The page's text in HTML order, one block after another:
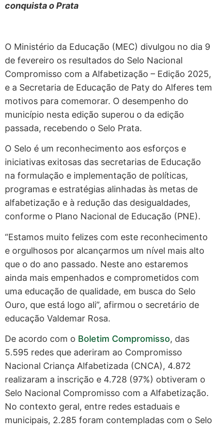
conquista o Prata
O Ministério da Educação (MEC) divulgou no dia 9
de fevereiro os resultados do Selo Nacional
Compromisso com a Alfabetização – Edição 2025,
e a Secretaria de Educação de Paty do Alferes tem
motivos para comemorar. O desempenho do
município nesta edição superou o da edição
passada, recebendo o Selo Prata.
O Selo é um reconhecimento aos esforços e
iniciativas exitosas das secretarias de Educação
na formulação e implementação de políticas,
programas e estratégias alinhadas às metas de
alfabetização e à redução das desigualdades,
conforme o Plano Nacional de Educação (PNE).
“Estamos muito felizes com este reconhecimento
e orgulhosos por alcançarmos um nível mais alto
que o do ano passado. Neste ano estaremos
ainda mais empenhados e comprometidos com
uma educação de qualidade, em busca do Selo
Ouro, que está logo ali”, afirmou o secretário de
educação Valdemar Rosa.
De acordo com o Boletim Compromisso, das
5.595 redes que aderiram ao Compromisso
Nacional Criança Alfabetizada (CNCA), 4.872
realizaram a inscrição e 4.728 (97%) obtiveram o
Selo Nacional Compromisso com a Alfabetização.
No contexto geral, entre redes estaduais e
municipais, 2.285 foram contempladas com o Selo